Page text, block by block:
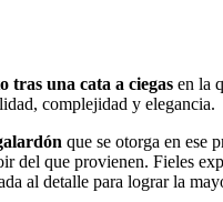
tras una cata a ciegas en la
complejidad y elegancia.
que se otorga en ese
del que provienen. Fieles
al detalle para lograr la